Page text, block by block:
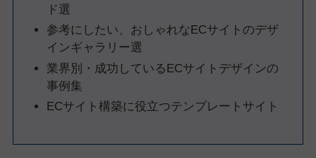
ド選
参考にしたい、おしゃれなECサイトのデザ
インギャラリー選
業界別・成功しているECサイトデザインの
事例集
ECサイト構築に役立つテンプレートサイト